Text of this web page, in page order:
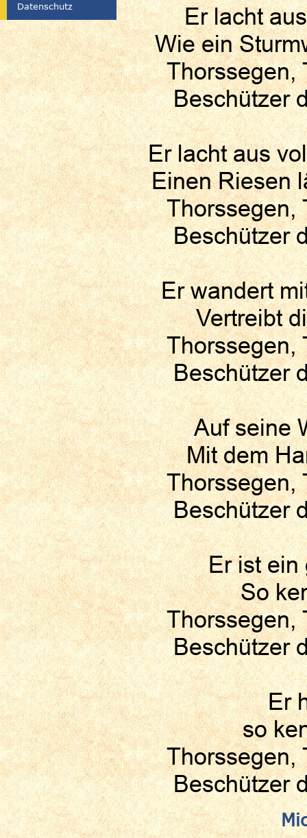
Er lacht
Wie ein
Thorssegen,
Beschützer
Er lacht aus
Einen Riesen
Thorssegen,
Beschützer
Er wandert
Vertreibt
Thorssegen,
Beschützer
Auf seine
Mit dem
Thorssegen,
Beschützer
Er ist ein
So
Thorssegen,
Beschützer
Er
so
Thorssegen,
Beschützer
Datenschutz